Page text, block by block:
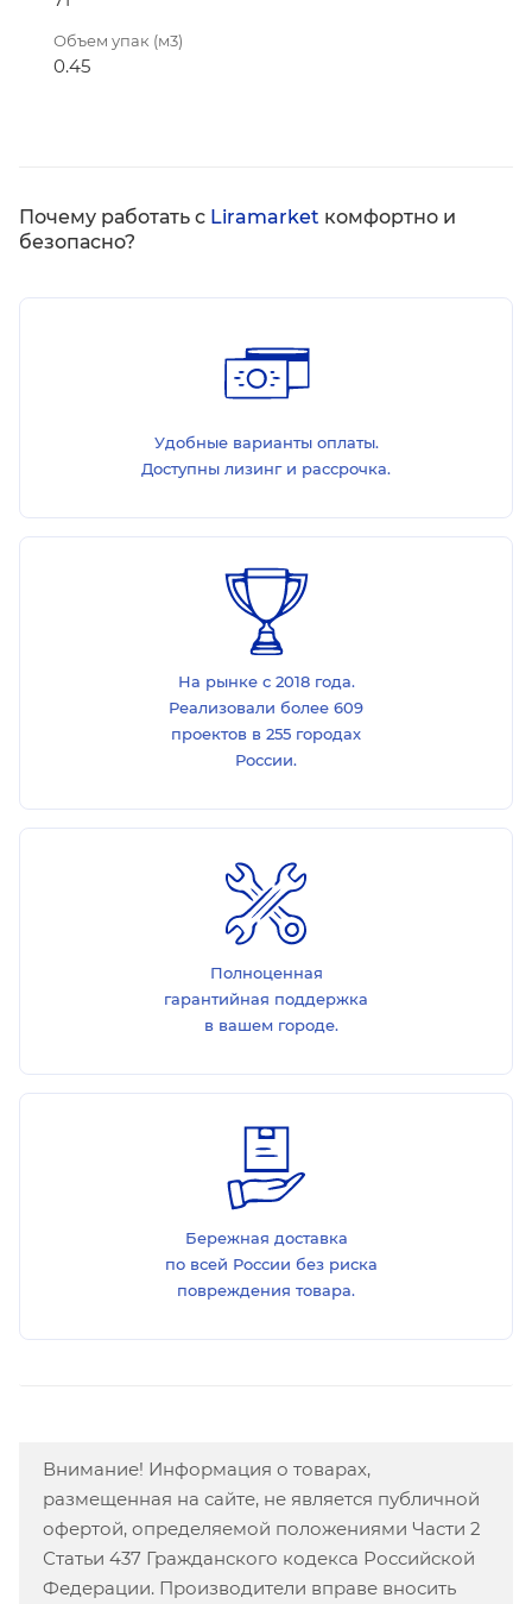
Объем упак (м3)
0.45
Почему работать с Liramarket комфортно и
безопасно?
Удобные варианты оплаты.
Доступны лизинг и рассрочка.
На рынке с 2018 года.
Реализовали более 609
проектов в 255 городах
России.
Полноценная
гарантийная поддержка
в вашем городе.
Бережная доставка
по всей России без риска
повреждения товара.
Внимание! Информация о товарах,
размещенная на сайте, не является публичной
офертой, определяемой положениями Части 2
Статьи 437 Гражданского кодекса Российской
Федерации. Производители вправе вносить